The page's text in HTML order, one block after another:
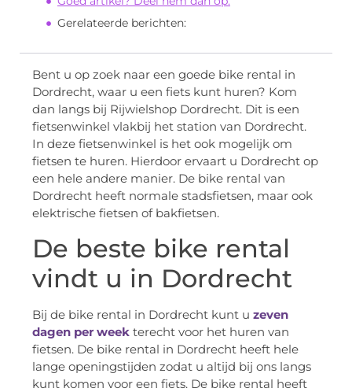
Gerelateerde berichten:
Bent u op zoek naar een goede bike rental in
Dordrecht, waar u een fiets kunt huren? Kom
dan langs bij Rijwielshop Dordrecht. Dit is een
fietsenwinkel vlakbij het station van Dordrecht.
In deze fietsenwinkel is het ook mogelijk om
fietsen te huren. Hierdoor ervaart u Dordrecht op
een hele andere manier. De bike rental van
Dordrecht heeft normale stadsfietsen, maar ook
elektrische fietsen of bakfietsen.
De beste bike rental
vindt u in Dordrecht
Bij de bike rental in Dordrecht kunt u zeven
dagen per week terecht voor het huren van
fietsen. De bike rental in Dordrecht heeft hele
lange openingstijden zodat u altijd bij ons langs
kunt komen voor een fiets. De bike rental heeft